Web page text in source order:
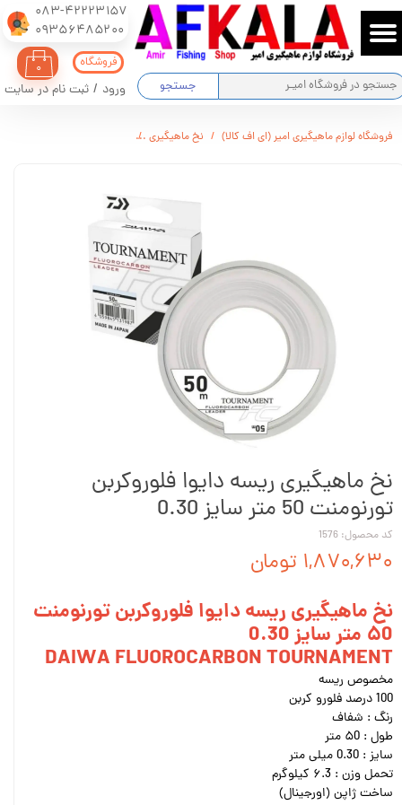
083-42223157
​​​​​​​09356485200
جستجو
۰
ورود / ثبت نام در سایت
حساب کاربری من
تغییر گذر واژه
فروشگاه
فروشگاه لوازم ماهیگیری امیر (ای اف کالا) نخ ماهیگیری
نخ ماهیگیری ریسه دایوا فلوروکربن
تورنومنت 50 متر سایز 0.30
کد محصول: 1576
۱,۸۷۰,۶۳۰ تومان
نخ ماهیگیری ریسه دایوا فلوروکربن تورنومنت
۵0 متر سایز 0.30
DAIWA FLUOROCARBON TOURNAMENT
مخصوص ریسه
100 درصد فلورو کربن
رنگ : شفاف
طول : ۵0 متر
سایز : 0.30 میلی متر
تحمل وزن : ۶.3 کیلوگرم
ساخت ژاپن (اورجینال)